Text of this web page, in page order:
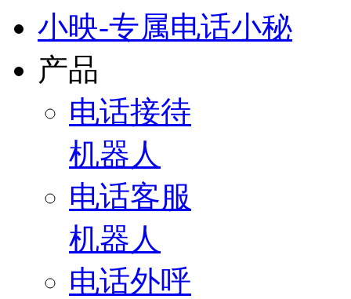
小映-专属电话小秘
产品
电话接待
机器人
电话客服
机器人
电话外呼